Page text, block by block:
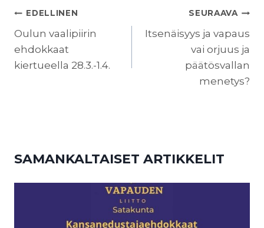
ARTIKKELIEN
SELAUS
EDELLINEN
Oulun vaalipiirin
ehdokkaat
kiertueella 28.3.-1.4.
SEURAAVA
Itsenäisyys ja vapaus
vai orjuus ja
päätösvallan
menetys?
SAMANKALTAISET ARTIKKELIT